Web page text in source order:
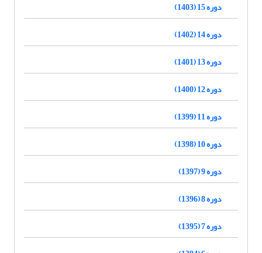
دوره 15 (1403)
دوره 14 (1402)
دوره 13 (1401)
دوره 12 (1400)
دوره 11 (1399)
دوره 10 (1398)
دوره 9 (1397)
دوره 8 (1396)
دوره 7 (1395)